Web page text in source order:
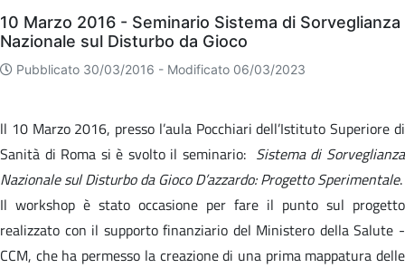
Archivio
10 Marzo 2016 - Seminario Sistema di Sorveglianza
Nazionale sul Disturbo da Gioco
Pubblicato 30/03/2016 - Modificato 06/03/2023
ll 10 Marzo 2016, presso l’aula Pocchiari dell’Istituto Superiore di
Sanità di Roma si è svolto il seminario: Sistema di Sorveglianza
Nazionale sul Disturbo da Gioco D’azzardo: Progetto Sperimentale.
Il workshop è stato occasione per fare il punto sul progetto
realizzato con il supporto finanziario del Ministero della Salute -
CCM, che ha permesso la creazione di una prima mappatura delle